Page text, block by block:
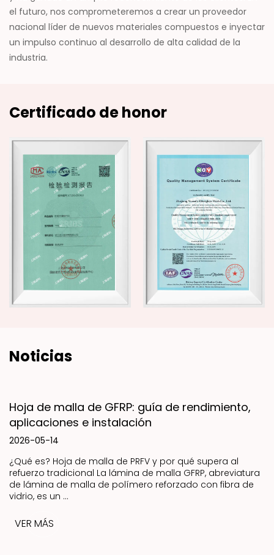
el futuro, nos comprometeremos a crear un proveedor
nacional líder de nuevos materiales compuestos e inyectar
un impulso continuo al desarrollo de alta calidad de la
industria.
Certificado de honor
Noticias
Hoja de malla de GFRP: guía de rendimiento,
aplicaciones e instalación
2026-05-14
¿Qué es? Hoja de malla de PRFV y por qué supera al
refuerzo tradicional La lámina de malla GFRP, abreviatura
de lámina de malla de polímero reforzado con fibra de
vidrio, es un ...
VER MÁS